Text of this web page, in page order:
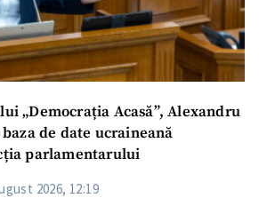
„Democrația Acasă”, Alexandru
de date ucraineană
parlamentarului
2026, 12:19